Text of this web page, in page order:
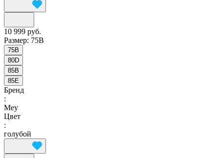
10 999 руб.
Размер: 75B
75B
80D
85B
85E
Бренд
:
Mey
Цвет
:
голубой